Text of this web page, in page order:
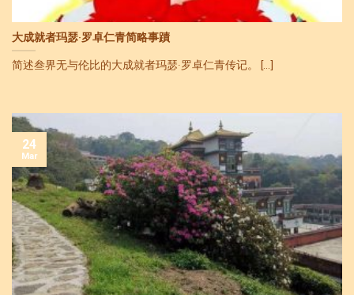
大成就者玛瑟·罗卓仁青简略事蹟
简述叁界无与伦比的大成就者玛瑟·罗卓仁青传记。 [...]
24
Mar